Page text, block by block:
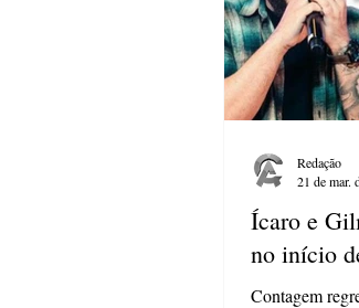
Ícaro e
no início
Contagem
Redação
21 de mar.